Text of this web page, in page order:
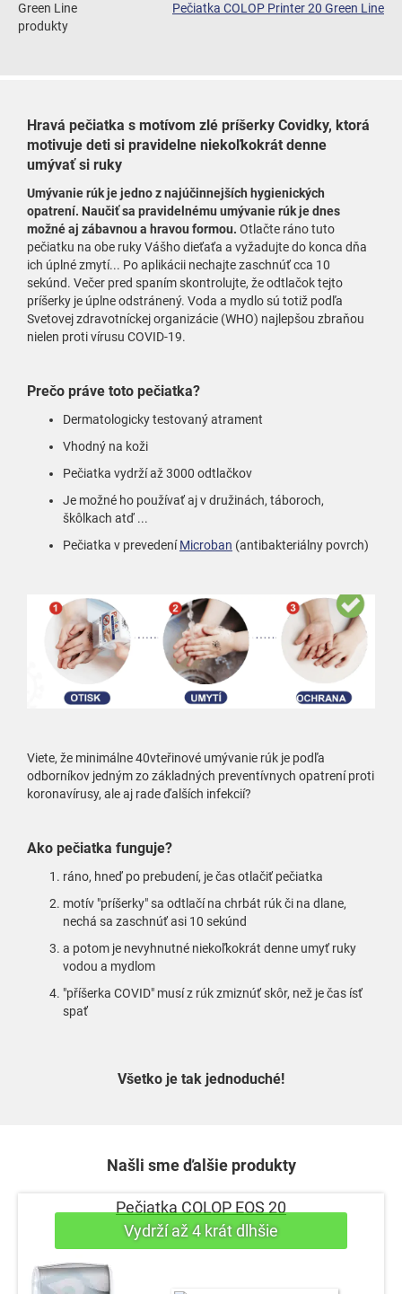
Green Line
produkty
Pečiatka COLOP Printer 20 Green Line
Hravá pečiatka s motívom zlé príšerky Covidky, ktorá
motivuje deti si pravidelne niekoľkokrát denne
umývať si ruky
Umývanie rúk je jedno z najúčinnejších hygienických
opatrení. Naučiť sa pravidelnému umývanie rúk je dnes
možné aj zábavnou a hravou formou. Otlačte ráno tuto
pečiatku na obe ruky Vášho dieťaťa a vyžadujte do konca dňa
ich úplné zmytí... Po aplikácii nechajte zaschnúť cca 10
sekúnd. Večer pred spaním skontrolujte, že odtlačok tejto
príšerky je úplne odstránený. Voda a mydlo sú totiž podľa
Svetovej zdravotníckej organizácie (WHO) najlepšou zbraňou
nielen proti vírusu COVID-19.
Prečo práve toto pečiatka?
Dermatologicky testovaný atrament
Vhodný na koži
Pečiatka vydrží až 3000 odtlačkov
Je možné ho používať aj v družinách, táboroch,
škôlkach atď ...
Pečiatka v prevedeníMicroban (antibakteriálny povrch)
Viete, že minimálne 40vteřinové umývanie rúk je podľa
odborníkov jedným zo základných preventívnych opatrení proti
koronavírusy, ale aj rade ďalších infekcií?
Ako pečiatka funguje?
ráno, hneď po prebudení, je čas otlačiť pečiatka
motív "príšerky" sa odtlačí na chrbát rúk či na dlane,
nechá sa zaschnúť asi 10 sekúnd
a potom je nevyhnutné niekoľkokrát denne umyť ruky
vodou a mydlom
"příšerka COVID" musí z rúk zmiznúť skôr, než je čas ísť
spať
Všetko je tak jednoduché!
Našli sme ďalšie produkty
Pečiatka COLOP EOS 20